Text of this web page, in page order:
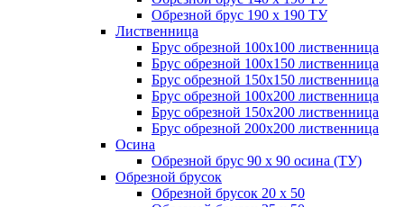
Обрезной брус 190 х 190 ТУ
Лиственница
Брус обрезной 100х100 лиственница
Брус обрезной 100х150 лиственница
Брус обрезной 150х150 лиственница
Брус обрезной 100х200 лиственница
Брус обрезной 150х200 лиственница
Брус обрезной 200х200 лиственница
Осина
Обрезной брус 90 х 90 осина (ТУ)
Обрезной брусок
Обрезной брусок 20 х 50